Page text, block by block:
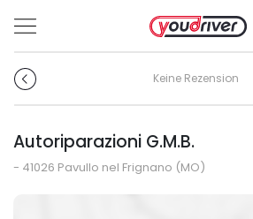
Keine Rezension
Autoriparazioni G.M.B.
- 41026 Pavullo nel Frignano (MO)